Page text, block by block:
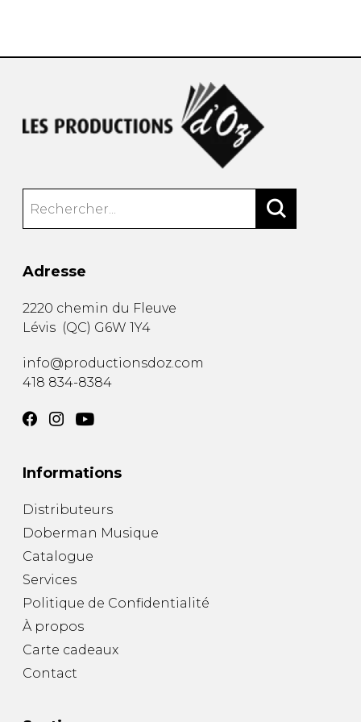
Adresse
2220 chemin du Fleuve
Lévis (QC) G6W 1Y4
info@productionsdoz.com
418 834-8384
Informations
Distributeurs
Doberman Musique
Catalogue
Services
Politique de Confidentialité
À propos
Carte cadeaux
Contact